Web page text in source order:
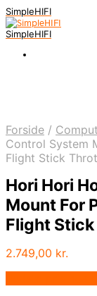
SimpleHIFI
SimpleHIFI
Forside /
Control System
Flight Stick
Hori Hori
Mount For
Flight Stick
2.749,00 kr.